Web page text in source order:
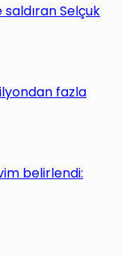
saldıran Selçuk
fazla
belirlendi: